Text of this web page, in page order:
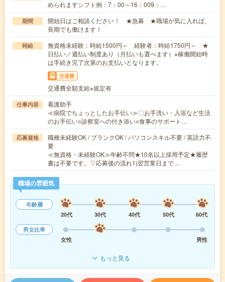
められますシフト例：7：00～16：009：…
期間
開始日はご相談ください！ ★急募 ★職場が気に入れば、
長期でも働けます！
時給
無資格未経験：時給1500円～ 経験者：時給1750円～ ★
日払い／週払い制度あり（月払いも選べます）※稼働開始時
は手続き完了次第のお支払いとなります。
交通費
交通費全額支給※規定有
仕事内容
看護助手
≪病院でちょっとしたお手伝い≫〇お手洗い・入浴など生活
のお手伝い○診察室への付き添い○食事のサポート…
応募資格
職種未経験OK / ブランクOK / パソコンスキル不要 / 英語力不
要
≪無資格・未経験OK≫年齢不問★10名以上採用予定★履歴
書は不要です。▽応募後の流れ1)翌営業日まで…
職場の雰囲気
年齢層
20代
30代 40代 50代
60代
男女比率
女性
男性
もっと見る